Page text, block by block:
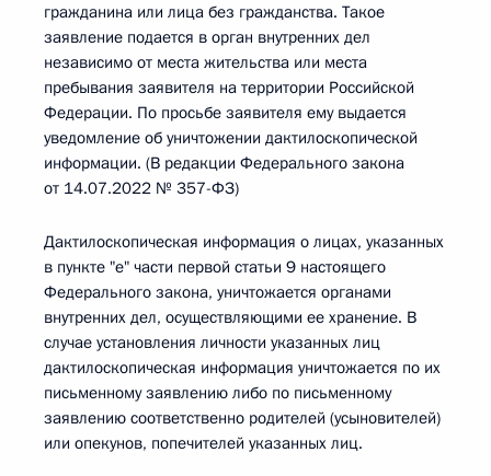
гражданина или лица без гражданства. Такое
заявление подается в орган внутренних дел
независимо от места жительства или места
пребывания заявителя на территории Российской
Федерации. По просьбе заявителя ему выдается
уведомление об уничтожении дактилоскопической
информации. (В редакции Федерального закона
от 14.07.2022 № 357-ФЗ)
Дактилоскопическая информация о лицах, указанных
в пункте "е" части первой статьи 9 настоящего
Федерального закона, уничтожается органами
внутренних дел, осуществляющими ее хранение. В
случае установления личности указанных лиц
дактилоскопическая информация уничтожается по их
письменному заявлению либо по письменному
заявлению соответственно родителей (усыновителей)
или опекунов, попечителей указанных лиц.